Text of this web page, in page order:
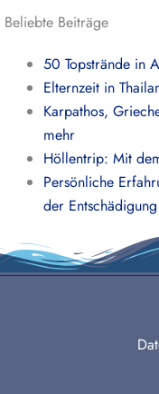
Beliebte Beiträge
50 Topstrände in
Elternzeit in
Karpathos,
mehr
Höllentrip: Mit
Persönliche
der Entschädigung